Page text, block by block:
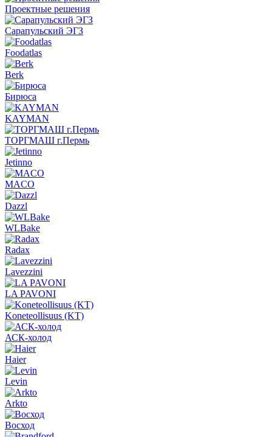
Проектные решения
Сарапульский ЭГЗ
Foodatlas
Berk
Бирюса
KAYMAN
ТОРГМАШ г.Пермь
Jetinno
MACO
Dazzl
WLBake
Radax
Lavezzini
LA PAVONI
Koneteollisuus (KT)
АСК-холод
Haier
Levin
Arkto
Восход